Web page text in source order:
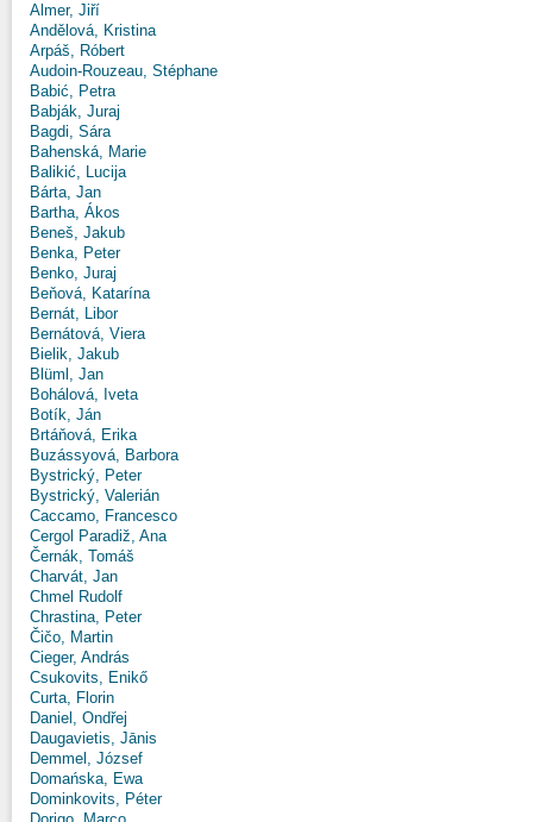
Almer, Jiří
Andělová, Kristina
Arpáš, Róbert
Audoin-Rouzeau, Stéphane
Babić, Petra
Babják, Juraj
Bagdi, Sára
Bahenská, Marie
Balikić, Lucija
Bárta, Jan
Bartha, Ákos
Beneš, Jakub
Benka, Peter
Benko, Juraj
Beňová, Katarína
Bernát, Libor
Bernátová, Viera
Bielik, Jakub
Blüml, Jan
Bohálová, Iveta
Botík, Ján
Brtáňová, Erika
Buzássyová, Barbora
Bystrický, Peter
Bystrický, Valerián
Caccamo, Francesco
Cergol Paradiž, Ana
Černák, Tomáš
Charvát, Jan
Chmel Rudolf
Chrastina, Peter
Čičo, Martin
Cieger, András
Csukovits, Enikő
Curta, Florin
Daniel, Ondřej
Daugavietis, Jānis
Demmel, József
Domańska, Ewa
Dominkovits, Péter